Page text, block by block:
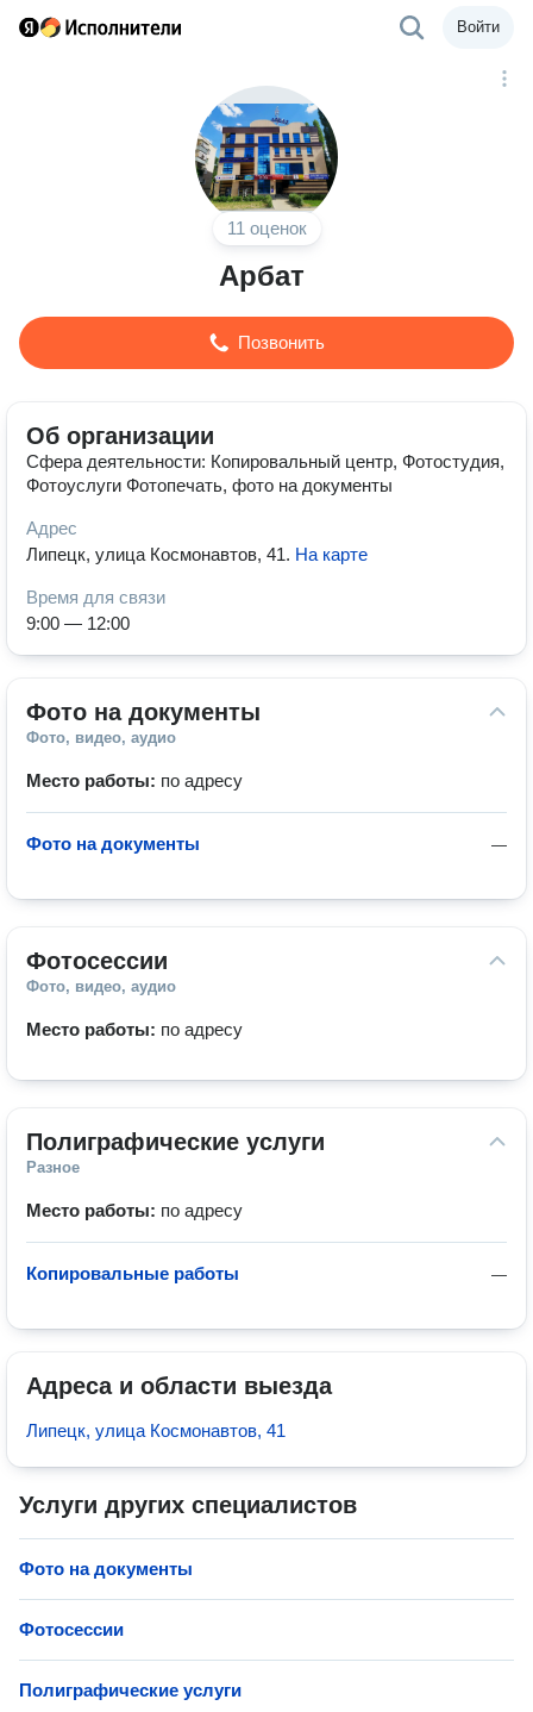
Войти
11 оценок
Арбат
Позвонить
Об организации
Сфера деятельности: Копировальный центр, Фотостудия,
Фотоуслуги Фотопечать, фото на документы
Адрес
Липецк, улица Космонавтов, 41. На карте
Время для связи
9:00 — 12:00
Фото на документы
Фото, видео, аудио
Место работы: по адресу
—
Фото на документы
Фотосессии
Фото, видео, аудио
Место работы: по адресу
Полиграфические услуги
Разное
Место работы: по адресу
—
Копировальные работы
Адреса и области выезда
Липецк, улица Космонавтов, 41
Услуги других специалистов
Фото на документы
Фотосессии
Полиграфические услуги